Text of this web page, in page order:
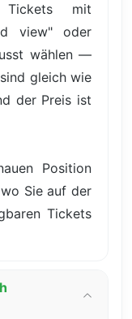
Tickets mit
view" oder
wählen —
gleich wie
der Preis ist
Position
Sie auf der
Tickets